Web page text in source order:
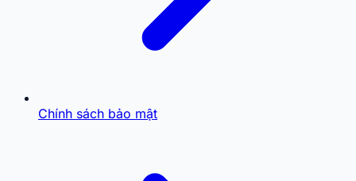
Chính sách bảo mật